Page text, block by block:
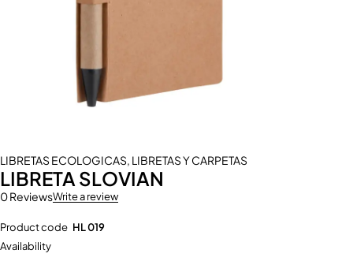
LIBRETAS ECOLOGICAS, LIBRETAS Y CARPETAS
LIBRETA SLOVIAN
0 ReviewsWrite a review
Product code HL 019
Availability